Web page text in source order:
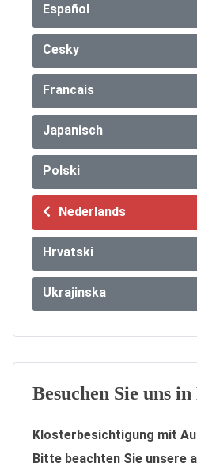
Español
Cesky
Francais
Japanisch
Polski
Nederlands
Hrvatski
Ukrajinska
Besuchen Sie uns
Klosterbesichtigung mit
Bitte beachten Sie unsere